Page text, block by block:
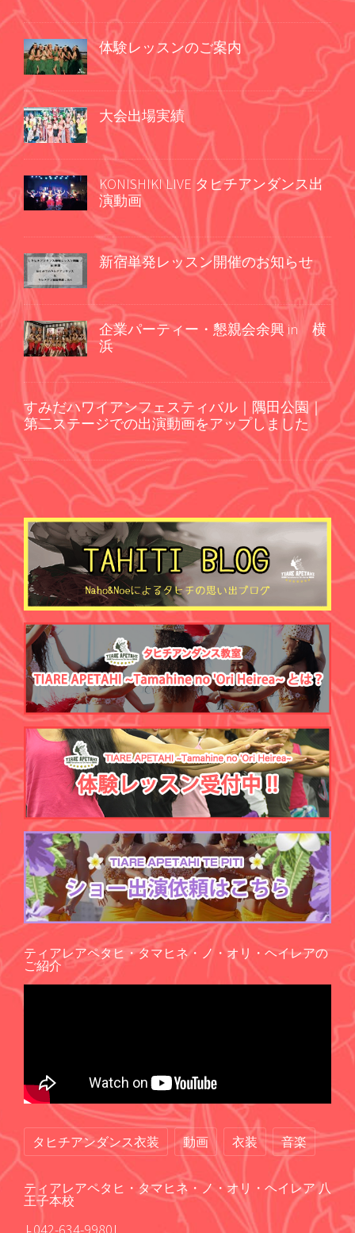
体験レッスンのご案内
大会出場実績
KONISHIKI LIVE タヒチアンダンス出
演動画
新宿単発レッスン開催のお知らせ
企業パーティー・懇親会余興 in 横
浜
すみだハワイアンフェスティバル｜隅田公園｜
第二ステージでの出演動画をアップしました
ティアレアペタヒ・タマヒネ・ノ・オリ・ヘイレアの
ご紹介
タヒチアンダンス衣装 動画 衣装 音楽
ティアレアペタヒ・タマヒネ・ノ・オリ・ヘイレア 八
王子本校